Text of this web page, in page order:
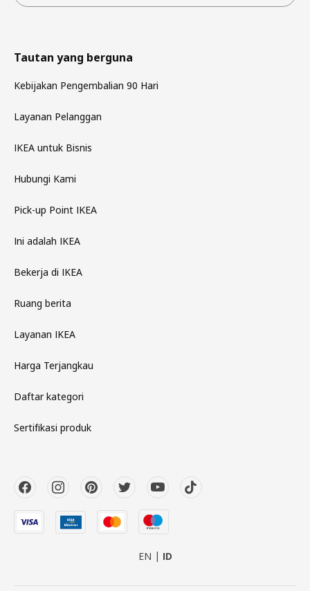
Tautan yang berguna
Kebijakan Pengembalian 90 Hari
Layanan Pelanggan
IKEA untuk Bisnis
Hubungi Kami
Pick-up Point IKEA
Ini adalah IKEA
Bekerja di IKEA
Ruang berita
Layanan IKEA
Harga Terjangkau
Daftar kategori
Sertifikasi produk
EN ID